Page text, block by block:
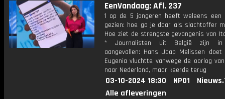
EenVandaag: Afl. 237
1 op de 5 jongeren heeft weleens een
gezien: hoe ga je daar als slachtoffer
Hoe ziet de strengste gevangenis van
* Journalisten uit België zijn in
aangevallen: Hans Jaap Melissen
Eugenia vluchtte vanwege de oorlog
naar Nederland, maar keerde terug
03-10-2024 18:30 NPO1
Alle afleveringen